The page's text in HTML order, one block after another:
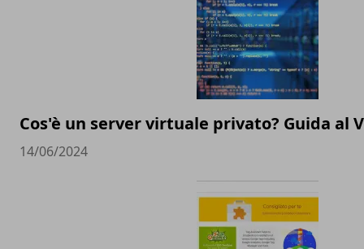
Cos'è un server virtuale privato? Guida al
14/06/2024